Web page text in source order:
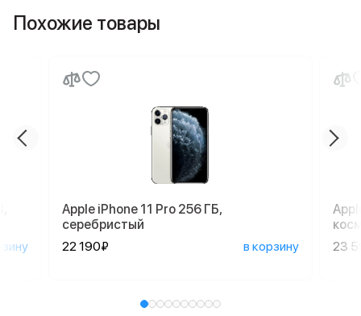
Похожие товары
Apple iPhone 11 Pro 256 ГБ,
серебристый
22 190₽
в корзину
23